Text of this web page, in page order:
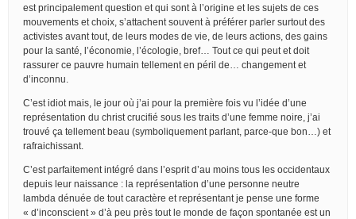
est principalement question et qui sont à l’origine et les sujets de ces
mouvements et choix, s’attachent souvent à préférer parler surtout des
activistes avant tout, de leurs modes de vie, de leurs actions, des gains
pour la santé, l’économie, l’écologie, bref… Tout ce qui peut et doit
rassurer ce pauvre humain tellement en péril de… changement et
d’inconnu.
C’est idiot mais, le jour où j’ai pour la première fois vu l’idée d’une
représentation du christ crucifié sous les traits d’une femme noire, j’ai
trouvé ça tellement beau (symboliquement parlant, parce-que bon…) et
rafraichissant.
C’est parfaitement intégré dans l’esprit d’au moins tous les occidentaux
depuis leur naissance : la représentation d’une personne neutre
lambda dénuée de tout caractère et représentant je pense une forme
« d’inconscient » d’à peu près tout le monde de façon spontanée est un